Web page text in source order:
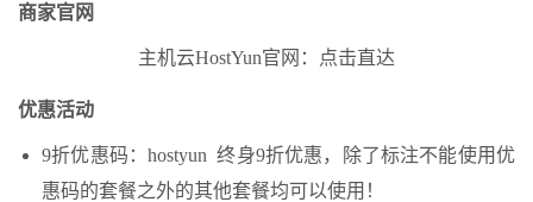
商家官网
主机云HostYun官网：点击直达
优惠活动
9折优惠码：hostyun 终身9折优惠，除了标注不能使用优
惠码的套餐之外的其他套餐均可以使用！